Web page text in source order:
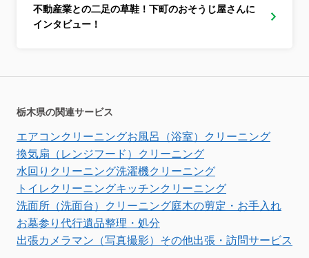
不動産業との二足の草鞋！下町のおそうじ屋さんに
インタビュー！
栃木県の関連サービス
エアコンクリーニングお風呂（浴室）クリーニング
換気扇（レンジフード）クリーニング
水回りクリーニング洗濯機クリーニング
トイレクリーニングキッチンクリーニング
洗面所（洗面台）クリーニング庭木の剪定・お手入れ
お墓参り代行遺品整理・処分
出張カメラマン（写真撮影） その他出張・訪問サービス